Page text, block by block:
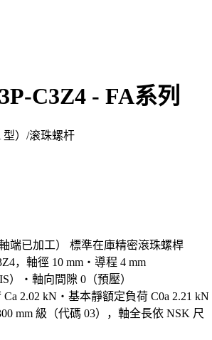
C3Z4 - FA系列
） /滚珠螺杆
端已加工） 標準在庫精密滾珠螺桿
，軸徑 10 mm・導程 4 mm
）・軸向間隙 0（預壓）
2.02 kN・基本靜額定負荷 C0a 2.21 kN
mm 級（代碼 03），軸全長依 NSK 尺